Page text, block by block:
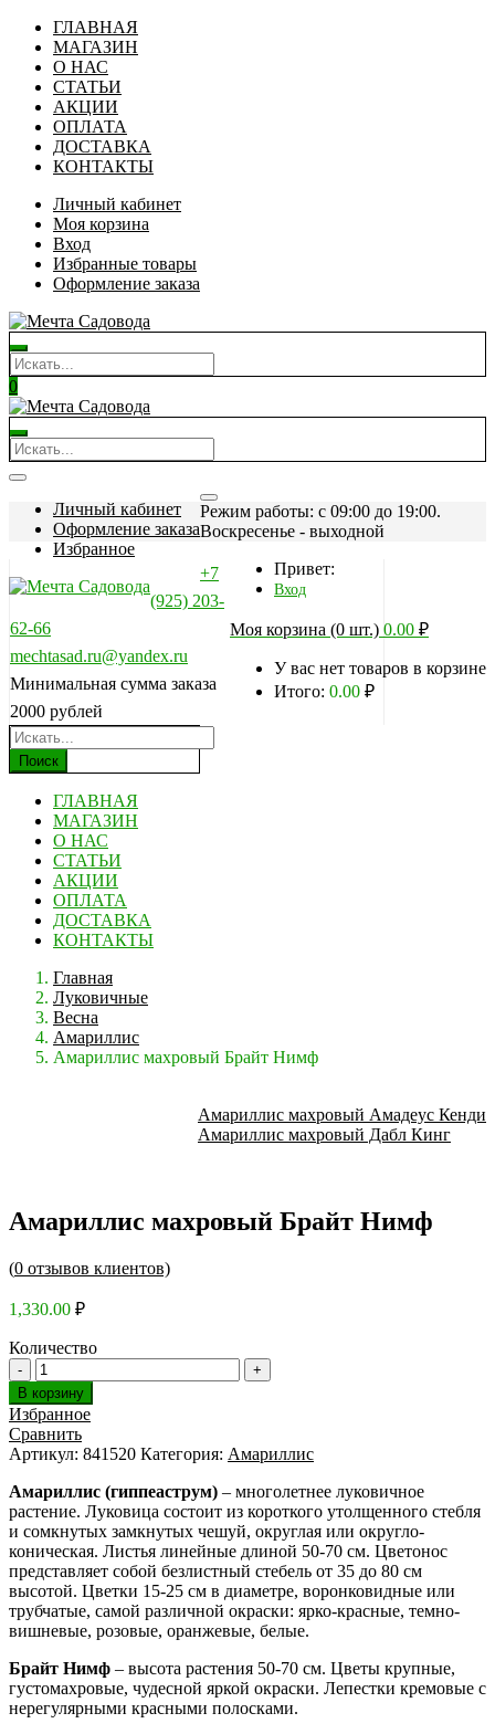
ГЛАВНАЯ
МАГАЗИН
О НАС
СТАТЬИ
АКЦИИ
ОПЛАТА
ДОСТАВКА
КОНТАКТЫ
Личный кабинет
Моя корзина
Вход
Избранные товары
Оформление заказа
0
Личный кабинет
Оформление заказа
Избранное
Режим работы: c 09:00 до 19:00.
Воскресенье - выходной
Привет:
Вход
Моя корзина (0 шт.) 0.00 ₽
У вас нет товаров в корзине
Итого: 0.00 ₽
+7
(925) 203-
62-66
mechtasad.ru@yandex.ru
Минимальная сумма заказа
2000 рублей
Поиск
ГЛАВНАЯ
МАГАЗИН
О НАС
СТАТЬИ
АКЦИИ
ОПЛАТА
ДОСТАВКА
КОНТАКТЫ
Главная
Луковичные
Весна
Амариллис
Амариллис махровый Брайт Нимф
Амариллис махровый Амадеус Кенди
Амариллис махровый Дабл Кинг
Амариллис махровый Брайт Нимф
(0 отзывов клиентов)
1,330.00 ₽
Количество
В корзину
Избранное
Сравнить
Артикул: 841520 Категория: Амариллис
Амариллис (гиппеаструм) – многолетнее луковичное
растение. Луковица состоит из короткого утолщенного стебля
и сомкнутых замкнутых чешуй, округлая или округло-
коническая. Листья линейные длиной 50-70 см. Цветонос
представляет собой безлистный стебель от 35 до 80 см
высотой. Цветки 15-25 см в диаметре, воронковидные или
трубчатые, самой различной окраски: ярко-красные, темно-
вишневые, розовые, оранжевые, белые.
Брайт Нимф – высота растения 50-70 см. Цветы крупные,
густомахровые, чудесной яркой окраски. Лепестки кремовые с
нерегулярными красными полосками.